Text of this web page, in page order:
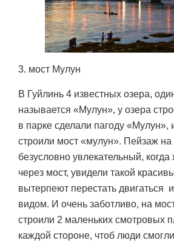
3. мост Мулун
В Гуйлинь 4 известных озера,
называется «Мулун», у озера
в парке сделали пагоду «Мулун»,
строили мост «мулун». Пейзаж
безусловно увлекательный,
через мост, увидели такой
вытерпеют перестать двигаться
видом. И очень заботливо, на
строили 2 маленьких смотровых
каждой стороне, чтоб люди